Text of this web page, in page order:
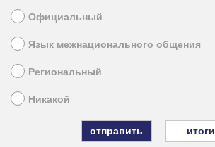
Официальный
Язык межнационального общения
Региональный
Никакой
итоги